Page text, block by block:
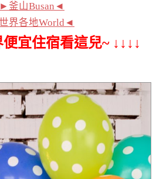
►釜山Busan◄
界各地World◄
便宜住宿看這兒~ ↓↓↓↓